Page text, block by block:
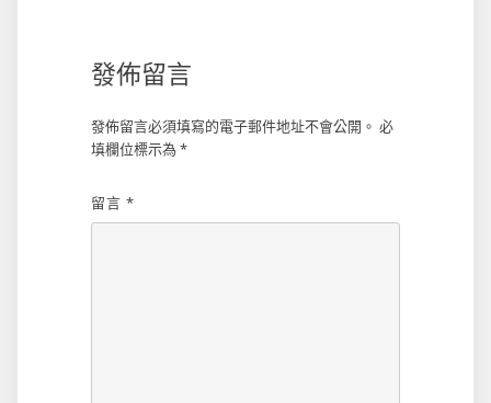
發佈留言
發佈留言必須填寫的電子郵件地址不會公開。 必
填欄位標示為 *
留言 *